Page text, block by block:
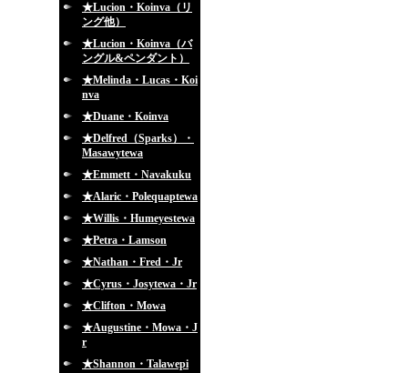
★Lucion・Koinva（リ
ング他）
★Lucion・Koinva（バ
ングル&ペンダント）
★Melinda・Lucas・Koi
nva
★Duane・Koinva
★Delfred（Sparks）・
Masawytewa
★Emmett・Navakuku
★Alaric・Polequaptewa
★Willis・Humeyestewa
★Petra・Lamson
★Nathan・Fred・Jr
★Cyrus・Josytewa・Jr
★Clifton・Mowa
★Augustine・Mowa・J
r
★Shannon・Talawepi